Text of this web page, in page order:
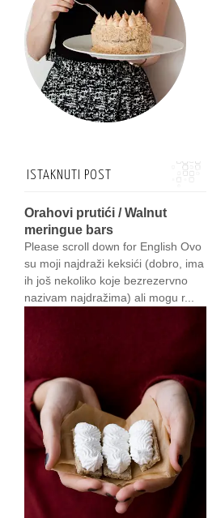
ISTAKNUTI POST
Orahovi prutići / Walnut
meringue bars
Please scroll down for English Ovo
su moji najdraži keksići (dobro, ima
ih još nekoliko koje bezrezervno
nazivam najdražima) ali mogu r...